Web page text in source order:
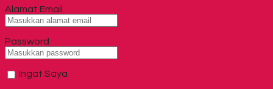
Alamat Email
Password
Ingat Saya